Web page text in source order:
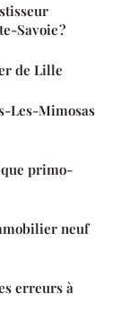
Savoie ?
de Lille
Les-Mimosas
primo-
neuf
erreurs à